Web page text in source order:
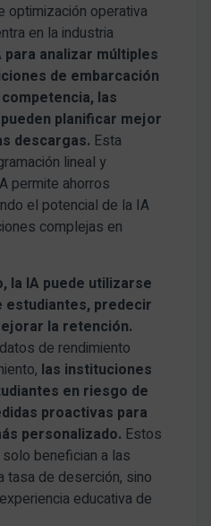
optimización operativa
en la industria
para analizar múltiples
de embarcación
las
planificar mejor
descargas. Esta
lineal y
permite ahorros
el potencial de la IA
complejas en
la IA puede utilizarse
estudiantes, predecir
la retención.
de rendimiento
las instituciones
en riesgo de
proactivas para
personalizado. Estos
benefician a las
tasa de deserción, sino
educativa de